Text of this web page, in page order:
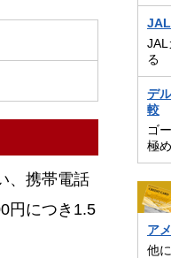
、携帯電話
円につき1.5
JAL
る
デ
較
ゴ
極
ア
他